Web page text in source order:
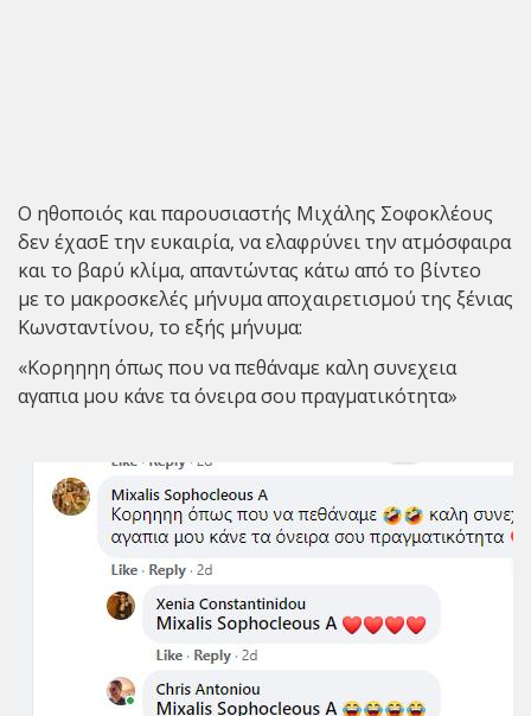
Ο ηθοποιός και παρουσιαστής Μιχάλης Σοφοκλέους
δεν έχασE την ευκαιρία, να ελαφρύνει την ατμόσφαιρα
και το βαρύ κλίμα, απαντώντας κάτω από το βίντεο
με το μακροσκελές μήνυμα αποχαιρετισμού της ξένιας
Κωνσταντίνου, το εξής μήνυμα:
«Κορηηηη όπως που να πεθάναμε καλη συνεχεια
αγαπια μου κάνε τα όνειρα σου πραγματικότητα»